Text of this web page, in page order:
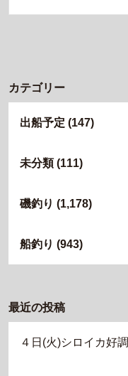
カテゴリー
出船予定 (147)
未分類(111)
磯釣り (1,178)
船釣り (943)
最近の投稿
４日(火)シロイカ好調